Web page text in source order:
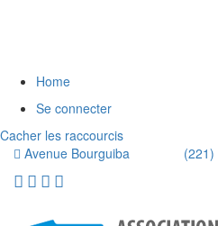
Home
Se connecter
Cacher les raccourcis
Avenue Bourguiba (221)